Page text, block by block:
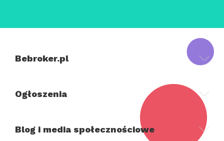
Bebroker.pl
Ogłoszenia
Blog i media społecznościowe